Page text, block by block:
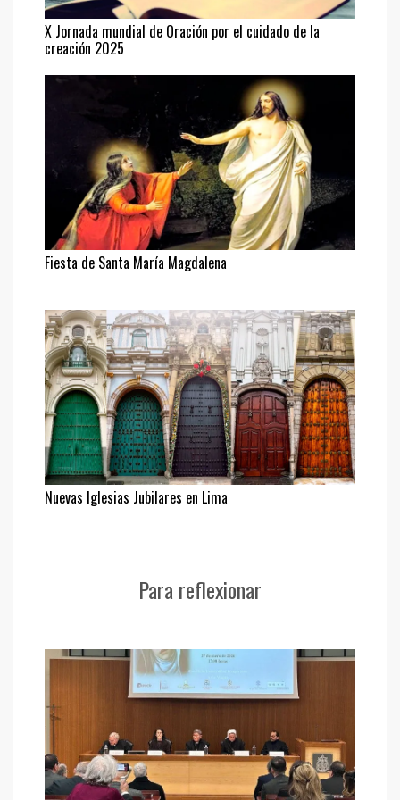
X Jornada mundial de Oración por el cuidado de la
creación 2025
Fiesta de Santa María Magdalena
Nuevas Iglesias Jubilares en Lima
Para reflexionar